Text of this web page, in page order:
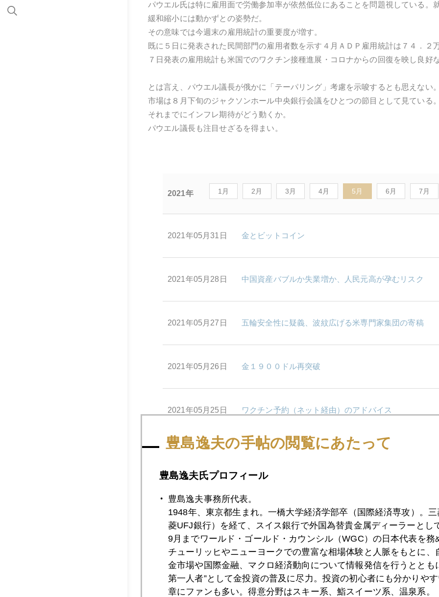
パウエル氏は特に雇用面で労働参加率が依然低位にあることを問題視している。
緩和縮小には動かずとの姿勢だ。
その意味では今週末の雇用統計の重要度が増す。
既に５日に発表された民間部門の雇用者数を示す４月ＡＤＰ雇用統計は７４．２
７日発表の雇用統計も米国でのワクチン接種進展・コロナからの回復を映し良好
とは言え、パウエル議長が俄かに「テーパリング」考慮を示唆するとも思えない
市場は８月下旬のジャクソンホール中央銀行会議をひとつの節目として見ている
それまでにインフレ期待がどう動くか。
パウエル議長も注目せざるを得まい。
2021年 1月 2月 3月 4月 5月 6月 7月
2021年05月31日 金とビットコイン
2021年05月28日 中国資産バブルか失業増か、人民元高が孕むリスク
2021年05月27日 五輪安全性に疑義、波紋広げる米専門家集団の寄稿
2021年05月26日 金１９００ドル再突破
2021年05月25日 ワクチン予約（ネット経由）のアドバイス
五輪強行は壮大な賭け、海外投資家は日本株売り
2021年05月21日 東京五輪中止なら日本株買い、外国人投資家の読み
2021年05月20日 暗号資産波乱に市場翻弄、議事録発表で理性回復
2021年05月19日 「企業も公平な負担を」、覚悟のイエレン発言
豊島逸夫の手帖の閲覧にあたって
豊島逸夫氏プロフィール
豊島逸夫事務所代表。
1948年、東京都生まれ。一橋大学経済学部卒（国際経済専攻）。
菱UFJ銀行）を経て、スイス銀行で外国為替貴金属ディーラーとし
9月までワールド・ゴールド・カウンシル（WGC）の日本代表を務
チューリッヒやニューヨークでの豊富な相場体験と人脈をもとに、
金市場や国際金融、マクロ経済動向について情報発信を行うととも
第一人者”として金投資の普及に尽力。投資の初心者にも分かりや
章にファンも多い。得意分野はスキー系、鮨スイーツ系、温泉系。